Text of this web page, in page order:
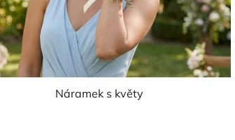
Náramek s květy